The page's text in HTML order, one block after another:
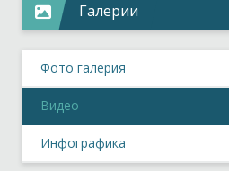
Галерии
Фото галерия
Видео
Инфографика